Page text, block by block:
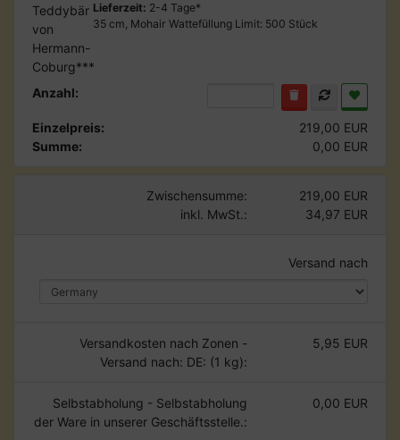
Lieferzeit: 2-4 Tage*
35 cm, Mohair Wattefüllung Limit: 500 Stück
Anzahl:
Einzelpreis:
219,00 EUR
Summe:
0,00 EUR
Zwischensumme:
219,00 EUR
inkl. MwSt.:
34,97 EUR
Versand nach
Versandkosten nach Zonen -
Versand nach: DE: (1 kg):
5,95 EUR
Selbstabholung - Selbstabholung
der Ware in unserer Geschäftsstelle.:
0,00 EUR